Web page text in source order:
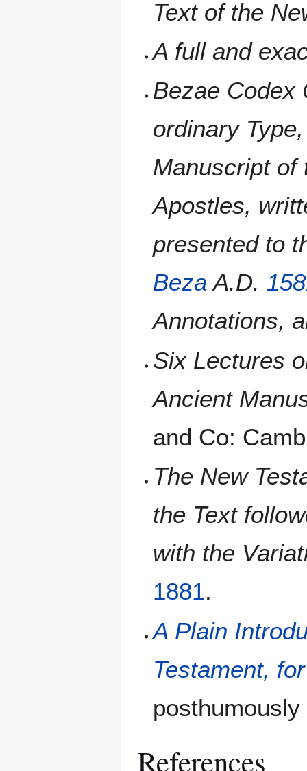
Text of the
A full and
Bezae Codex
ordinary
Manuscript of
Apostles,
presented to
Beza A.D.
Annotations,
Six Lectures
Ancient
and Co:
The New
the Text
with the
1881.
A Plain
Testament,
References